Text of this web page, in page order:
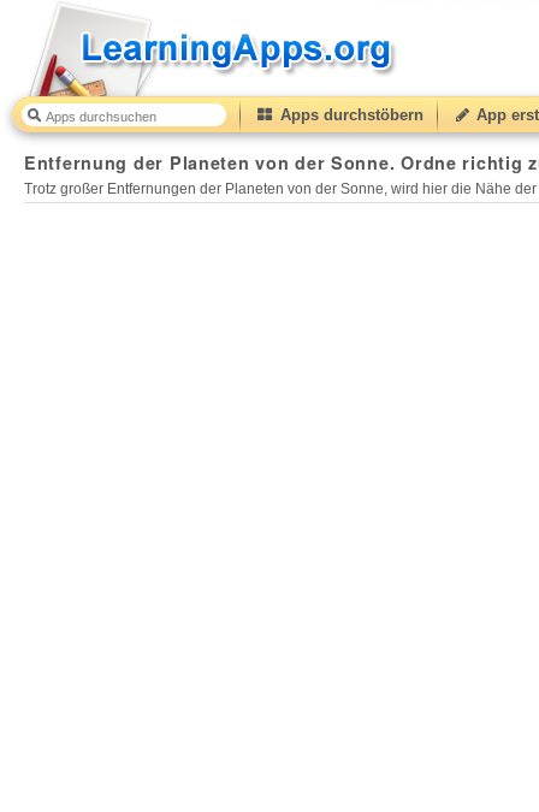
Apps durchstöbern App
Entfernung der Planeten von der Sonne. Ordne richtig
Trotz großer Entfernungen der Planeten von der Sonne, wird hier die Nähe
Entfernung der Planeten von der Sonne. Ordne richtig zu.